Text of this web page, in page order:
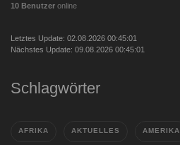
10 Benutzer online
Letztes Update: 02.08.2026 00:45:01
Nächstes Update: 09.08.2026 00:45:01
Schlagwörter
AFRIKA AKTUELLES AMERIKA